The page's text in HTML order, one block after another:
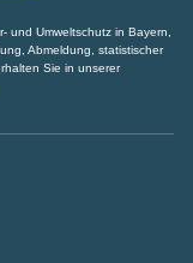
und Umweltschutz in Bayern,
Abmeldung, statistischer
Sie in unserer